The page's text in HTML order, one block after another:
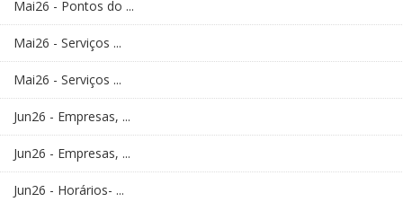
Mai26 - Pontos do ...
Mai26 - Serviços ...
Mai26 - Serviços ...
Jun26 - Empresas, ...
Jun26 - Empresas, ...
Jun26 - Horários- ...